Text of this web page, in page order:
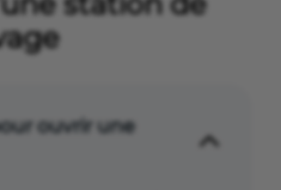
ouvrir une